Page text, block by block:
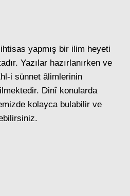
yapmış bir ilim heyeti
Yazılar hazırlanırken ve
i sünnet âlimlerinin
Dinî konularda
kolayca bulabilir ve